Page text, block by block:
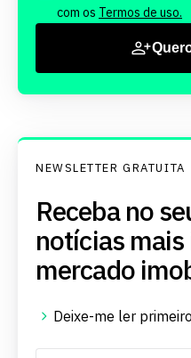
com os Termos de uso.
NEWSLETTER GRATUITA
Receba no
notícias
mercado
Deixe-me ler